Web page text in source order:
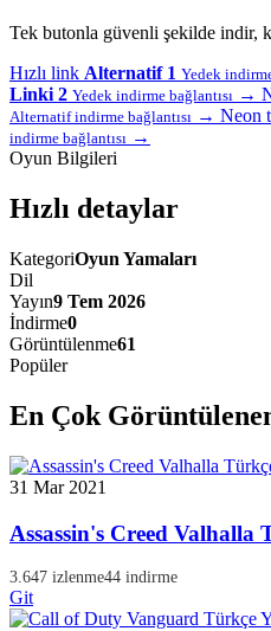
Tek butonla güvenli şekilde indir,
Hızlı link Alternatif 1 Yedek
Linki 2 Yedek indirme bağlantısı →
Alternatif indirme bağlantısı → Neon
indirme bağlantısı →
Oyun Bilgileri
Hızlı detaylar
KategoriOyun Yamaları
Dil
Yayın9 Tem 2026
İndirme0
Görüntülenme61
Popüler
En Çok
31 Mar 2021
Assassin's Creed Valhalla
3.647 izlenme44 indirme
Git